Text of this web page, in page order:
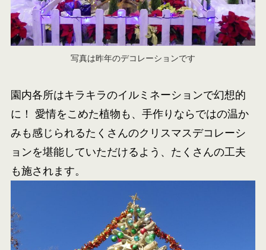
写真は昨年のデコレーションです
園内各所はキラキラのイルミネーションで幻想的
に！ 愛情をこめた植物も、手作りならではの温か
みも感じられるたくさんのクリスマスデコレーシ
ョンを堪能していただけるよう、たくさんの工夫
も施されます。